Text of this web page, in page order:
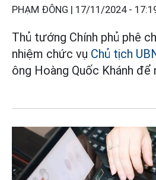
PHẠM ĐÔNG | 17/11/2024 -
Thủ tướng Chính phủ phê
nhiệm chức vụ Chủ tịch
ông Hoàng Quốc Khánh để